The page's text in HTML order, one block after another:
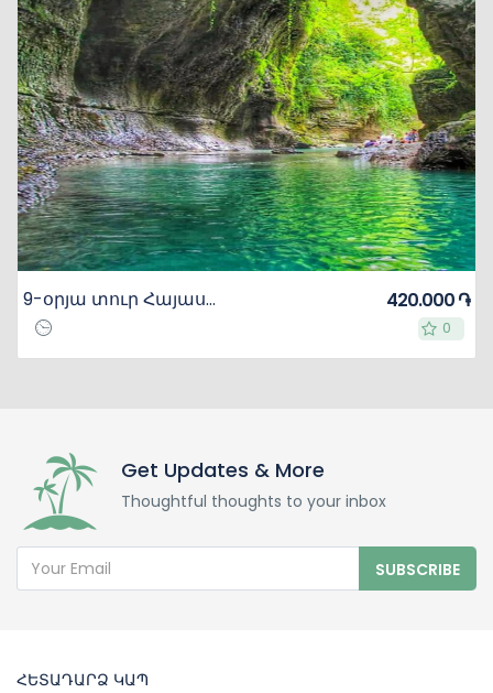
9-օրյա տուր Հայաստանում և Վրաստանում
0
0
420.000 ֏
Get Updates & More
Thoughtful thoughts to your inbox
SUBSCRIBE
ՀԵՏԱԴԱՐՁ ԿԱՊ